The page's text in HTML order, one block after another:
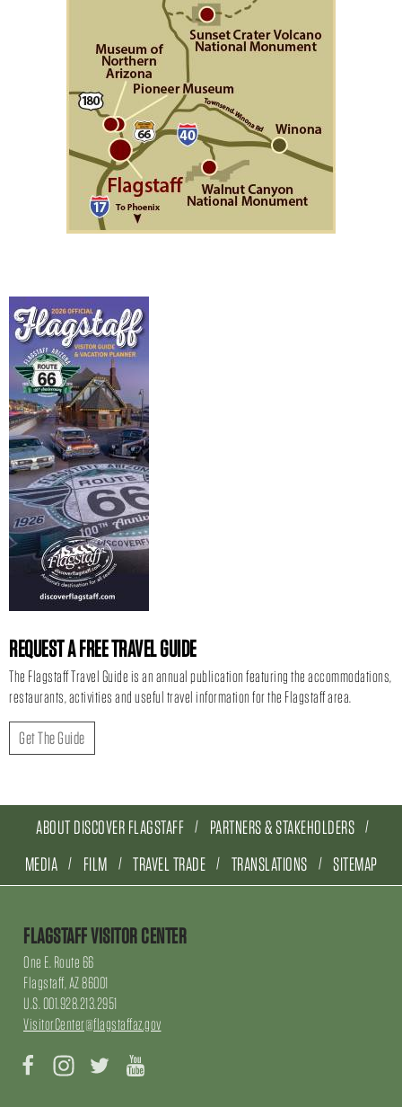
REQUEST A FREE TRAVEL GUIDE
The Flagstaff Travel Guide is an annual publication featuring the accommodations,
restaurants, activities and useful travel information for the Flagstaff area.
Get The Guide
ABOUT DISCOVER FLAGSTAFF
PARTNERS & STAKEHOLDERS
MEDIA
FILM TRAVEL TRADE TRANSLATIONS SITEMAP
FLAGSTAFF VISITOR CENTER
One E. Route 66
Flagstaff, AZ 86001
U.S. 001.928.213.2951
VisitorCenter@flagstaffaz.gov
Facebook Instagram Twitter